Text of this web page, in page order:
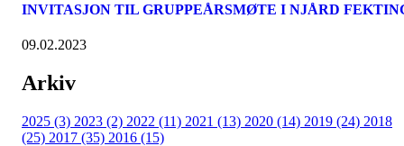
INVITASJON TIL GRUPPEÅRSMØTE I NJÅRD
09.02.2023
Arkiv
2025 (3) 2023 (2) 2022 (11) 2021 (13) 2020 (14) 2019 (24) 2018
(25) 2017 (35) 2016 (15)